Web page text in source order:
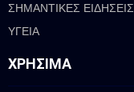
ΣΗΜΑΝΤΙΚΕΣ ΕΙΔΗΣΕΙΣ
ΥΓΕΙΑ
ΧΡΉΣΙΜΑ